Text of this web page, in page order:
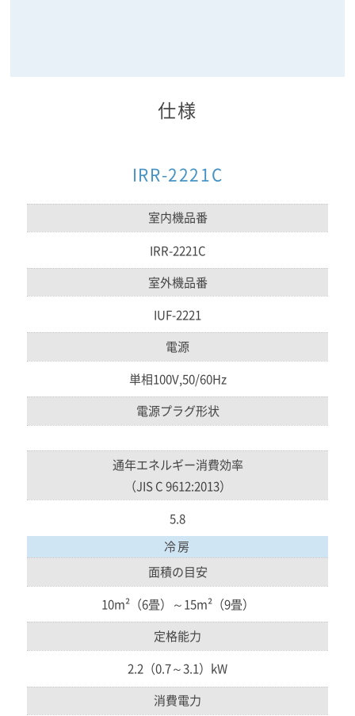
仕様
IRR-2221C
室内機品番
IRR-2221C
室外機品番
IUF-2221
電源
単相100V,50/60Hz
電源プラグ形状
通年エネルギー消費効率
（JIS C 9612:2013）
5.8
冷房
面積の目安
10m²（6畳）～15m²（9畳）
定格能力
2.2（0.7～3.1）kW
消費電力